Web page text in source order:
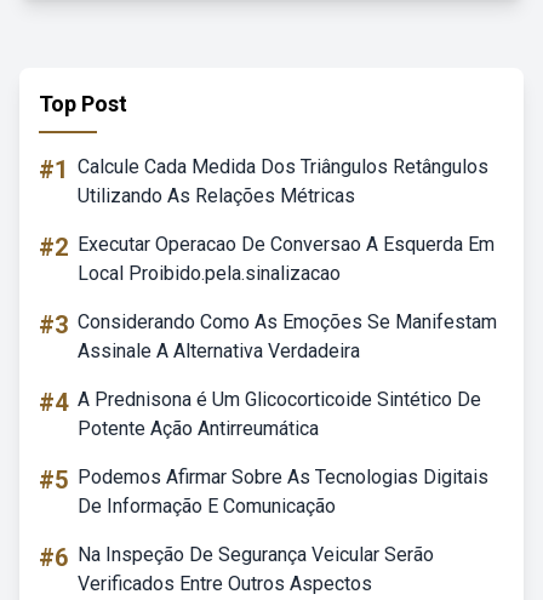
Top Post
#1 Calcule Cada Medida Dos Triângulos Retângulos
Utilizando As Relações Métricas
#2 Executar Operacao De Conversao A Esquerda Em
Local Proibido.pela.sinalizacao
#3 Considerando Como As Emoções Se Manifestam
Assinale A Alternativa Verdadeira
#4 A Prednisona é Um Glicocorticoide Sintético De
Potente Ação Antirreumática
#5 Podemos Afirmar Sobre As Tecnologias Digitais
De Informação E Comunicação
#6 Na Inspeção De Segurança Veicular Serão
Verificados Entre Outros Aspectos